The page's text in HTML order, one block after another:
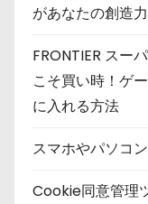
があなたの創造
FRONTIER スー
こそ買い時！ゲ
に入れる方法
スマホやパソコ
Cookie同意管理